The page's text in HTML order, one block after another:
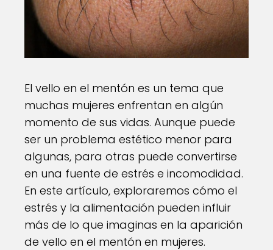
El vello en el mentón es un tema que
muchas mujeres enfrentan en algún
momento de sus vidas. Aunque puede
ser un problema estético menor para
algunas, para otras puede convertirse
en una fuente de estrés e incomodidad.
En este artículo, exploraremos cómo el
estrés y la alimentación pueden influir
más de lo que imaginas en la aparición
de vello en el mentón en mujeres.